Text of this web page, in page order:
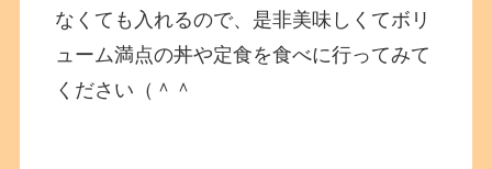
なくても入れるので、是非美味しくてボリ
ューム満点の丼や定食を食べに行ってみて
ください（＾＾